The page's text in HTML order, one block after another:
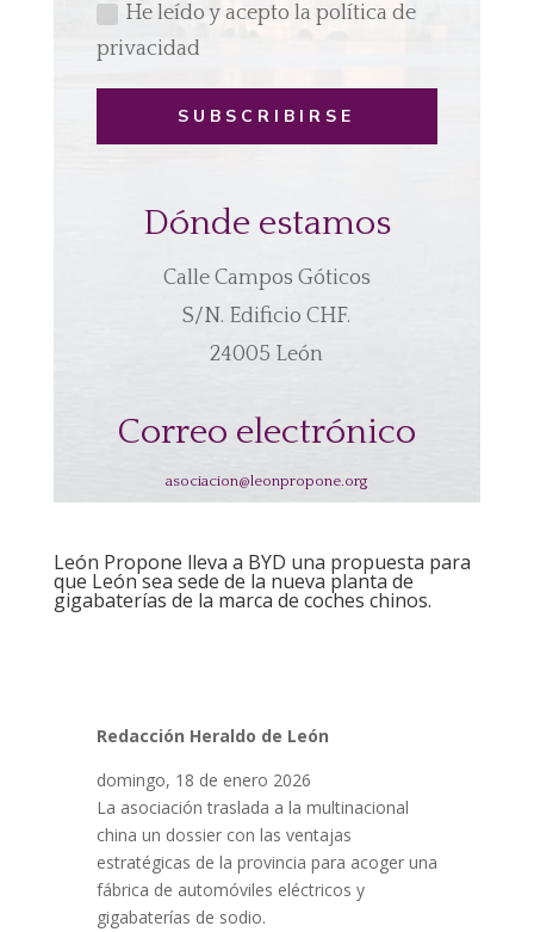
He leído y acepto la política de
privacidad
SUBSCRIBIRSE
Dónde estamos
Calle Campos Góticos
S/N. Edificio CHF.
24005 León
Correo electrónico
asociacion@leonpropone.org
León Propone lleva a BYD una propuesta para
que León sea sede de la nueva planta de
gigabaterías de la marca de coches chinos.
Redacción Heraldo de León
domingo, 18 de enero 2026
La asociación traslada a la multinacional
china un dossier con las ventajas
estratégicas de la provincia para acoger una
fábrica de automóviles eléctricos y
gigabaterías de sodio.